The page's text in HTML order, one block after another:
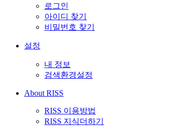
로그인
아이디 찾기
비밀번호 찾기
설정
내 정보
검색환경설정
About RISS
RISS 이용방법
RISS 지식더하기